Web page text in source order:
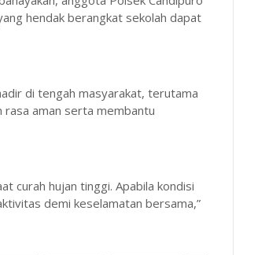
hendak berangkat sekolah dapat
di tengah masyarakat, terutama
rasa aman serta membantu
curah hujan tinggi. Apabila kondisi
demi keselamatan bersama,”